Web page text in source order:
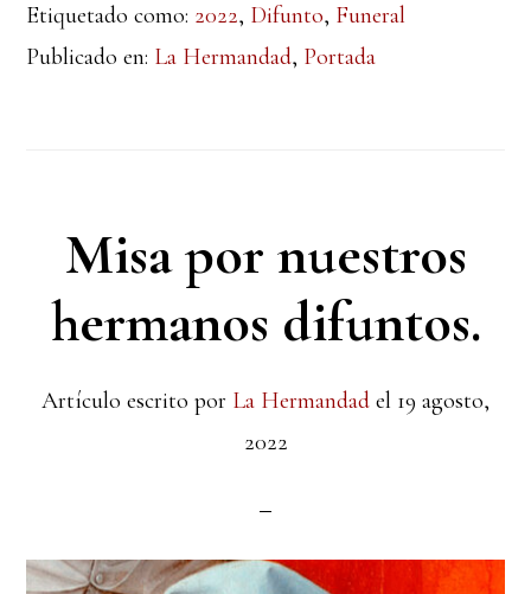
Etiquetado como: 2022, Difunto, Funeral
Publicado en: La Hermandad, Portada
Misa por nuestros
hermanos difuntos.
Artículo escrito por La Hermandad el 19 agosto,
2022